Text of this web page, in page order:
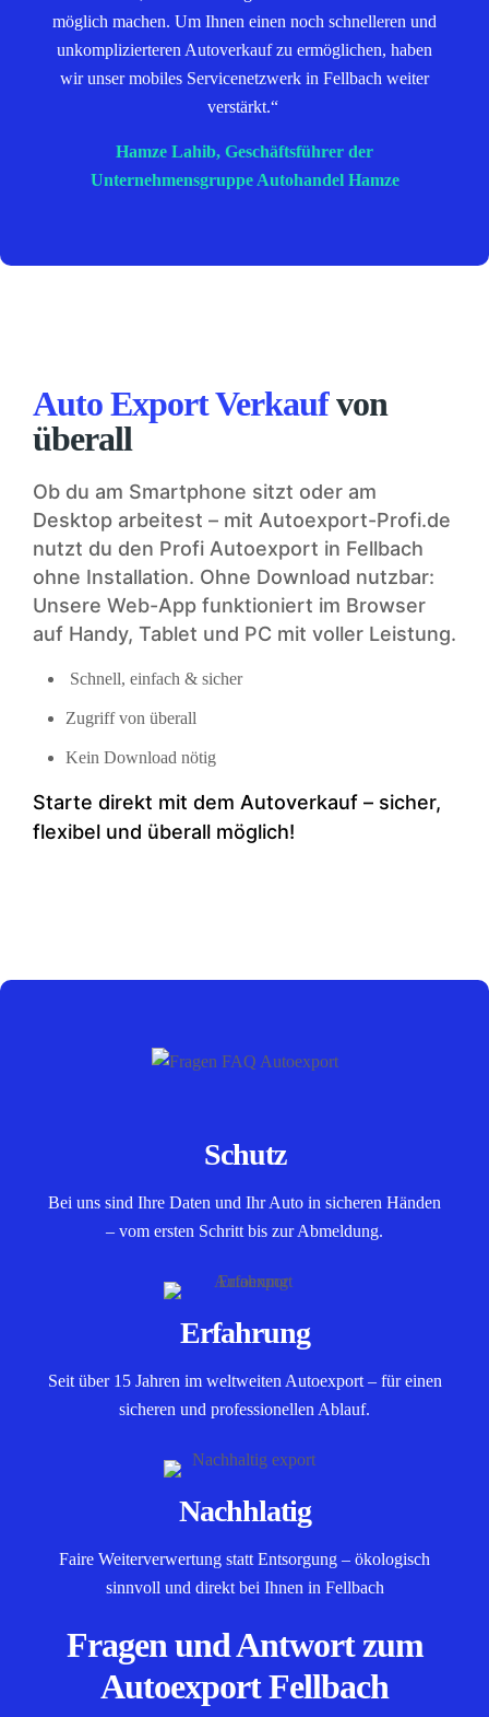
möglich machen. Um Ihnen einen noch schnelleren und
unkomplizierteren Autoverkauf zu ermöglichen, haben
wir unser mobiles Servicenetzwerk in Fellbach weiter
verstärkt.“
Hamze Lahib, Geschäftsführer der
Unternehmensgruppe Autohandel Hamze
Auto Export Verkaufvon
überall
Ob du am Smartphone sitzt oder am
Desktop arbeitest – mit Autoexport-Profi.de
nutzt du den Profi Autoexport in Fellbach
ohne Installation. Ohne Download nutzbar:
Unsere Web-App funktioniert im Browser
auf Handy, Tablet und PC mit voller Leistung.
Schnell, einfach & sicher
Zugriff von überall
Kein Download nötig
Starte direkt mit dem Auto­verkauf – sicher,
flexibel und überall möglich!
Fragen und Antwort zum
Autoexport Fellbach
Schutz
Bei uns sind Ihre Daten und Ihr Auto in sicheren Händen
– vom ersten Schritt bis zur Abmeldung.
Erfahrung
Seit über 15 Jahren im weltweiten Autoexport – für einen
sicheren und professionellen Ablauf.
Nachhlatig
Faire Weiterverwertung statt Entsorgung – ökologisch
sinnvoll und direkt bei Ihnen in Fellbach